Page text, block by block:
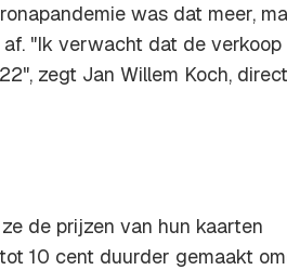
was dat meer,
"Ik verwacht dat de verkoop
zegt Jan Willem Koch,
de prijzen van hun kaarten
10 cent duurder gemaakt